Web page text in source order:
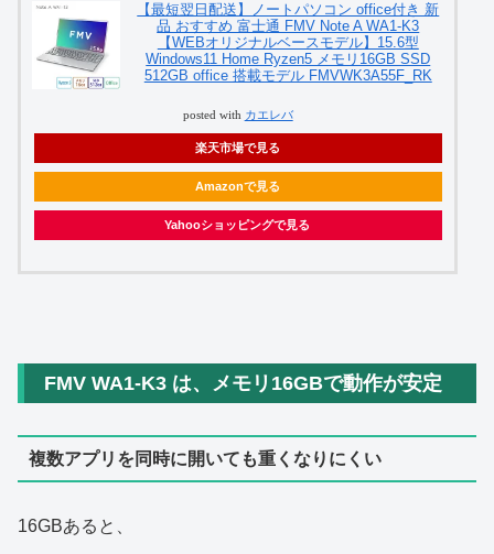
【最短翌日配送】ノートパソコン office付き 新
品 おすすめ 富士通 FMV Note A WA1-K3
【WEBオリジナルベースモデル】15.6型
Windows11 Home Ryzen5 メモリ16GB SSD
512GB office 搭載モデル FMVWK3A55F_RK
posted with カエレバ
楽天市場で見る
Amazonで見る
Yahooショッピングで見る
FMV WA1‑K3 は、メモリ16GBで動作が安定
複数アプリを同時に開いても重くなりにくい
16GBあると、